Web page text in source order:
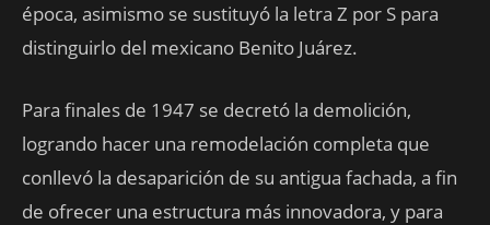
época, asimismo se sustituyó la letra Z por S para
distinguirlo del mexicano Benito Juárez.
Para finales de 1947 se decretó la demolición,
logrando hacer una remodelación completa que
conllevó la desaparición de su antigua fachada, a fin
de ofrecer una estructura más innovadora, y para